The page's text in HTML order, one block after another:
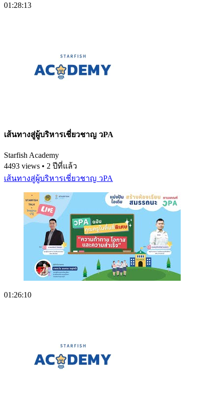
01:28:13
เส้นทางสู่ผู้บริหารเชี่ยวชาญ วPA
Starfish Academy
4493 views • 2 ปีที่แล้ว
เส้นทางสู่ผู้บริหารเชี่ยวชาญ วPA
01:26:10